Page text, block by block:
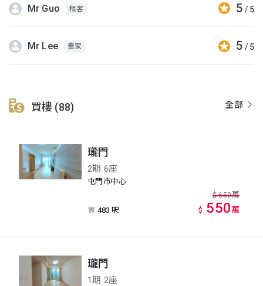
Mr Guo 租客 5 / 5
Mr Lee 賣家 5 / 5
全部
買樓 (88)
瓏門
2期 6座
屯門市中心
實 483 呎
$ 650萬
$ 550萬
瓏門
1期 2座